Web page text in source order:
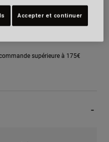
panier
supérieure à 175€
Accepter et continuer